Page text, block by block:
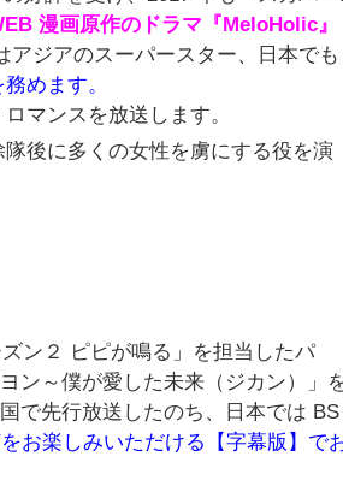
漫画原作のドラマ『MeloHolic』
アジアのスーパースター、日本でも
めます。
マンスを放送します。
後に多くの女性を虜にする役を演
ン２ ピピが鳴る」を担当したパ
ン～僕が愛した未来（ジカン）」
で先行放送したのち、日本では BS
お楽しみいただける【字幕版】で